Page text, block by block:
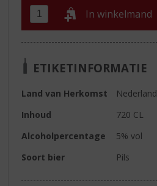
In winkelmand
ETIKETINFORMATIE
Land van Herkomst
Nederland
Inhoud
720 CL
Alcoholpercentage
5% vol
Soort bier
Pils